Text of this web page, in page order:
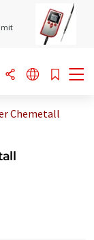
mit
Chemetall